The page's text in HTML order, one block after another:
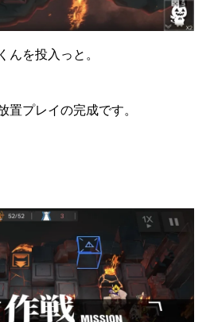
んを投入っと。
置プレイの完成です。